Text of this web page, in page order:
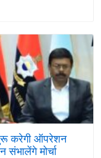
करेगी ऑपरेशन
मोर्चा